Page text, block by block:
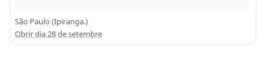
São Paulo (Ipiranga.)
Obrir dia 28 de setembre